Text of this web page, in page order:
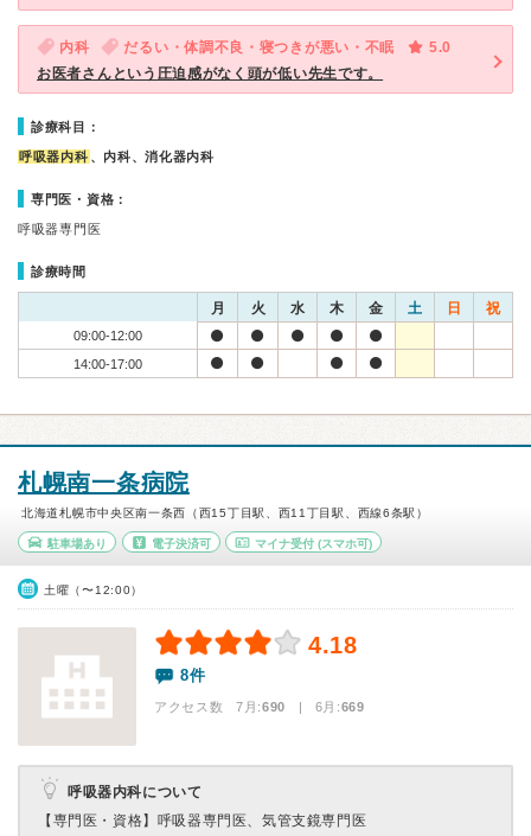
内科 だるい・体調不良・寝つきが悪い・不眠
5.0
お医者さんという圧迫感がなく頭が低い先生です。
診療科目：
呼吸器内科 、内科、消化器内科
専門医・資格：
呼吸器専門医
診療時間
月 火 水 木 金 土 日 祝
09:00-12:00
14:00-17:00
札幌南一条病院
北海道札幌市中央区南一条西（西15丁目駅、西11丁目駅、西線6条駅）
駐車場あり 電子決済可 マイナ受付 (スマホ可)
土曜（〜12:00）
4.18
8件
アクセス数 7月:690 | 6月:669
呼吸器内科について
【専門医・資格】 呼吸器専門医、気管支鏡専門医